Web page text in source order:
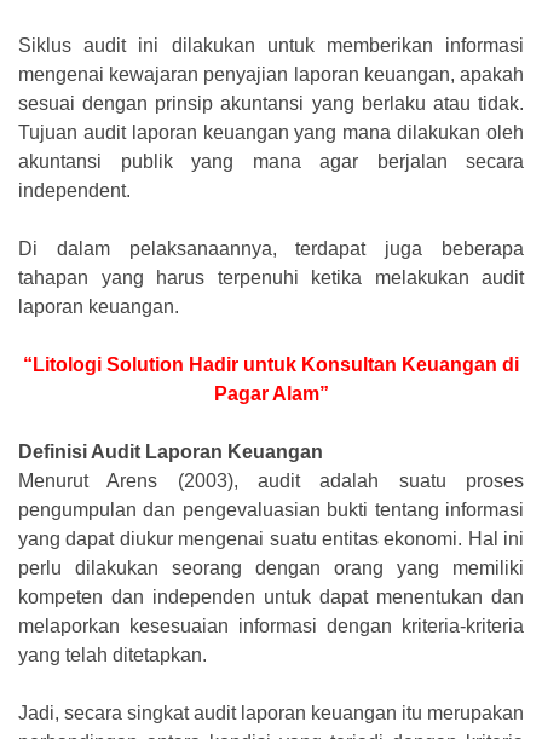
Siklus audit ini dilakukan untuk memberikan informasi
mengenai kewajaran penyajian laporan keuangan, apakah
sesuai dengan prinsip akuntansi yang berlaku atau tidak.
Tujuan audit laporan keuangan yang mana dilakukan oleh
akuntansi publik yang mana agar berjalan secara
independent.
Di dalam pelaksanaannya, terdapat juga beberapa
tahapan yang harus terpenuhi ketika melakukan audit
laporan keuangan.
“Litologi Solution Hadir untuk Konsultan Keuangan di
Pagar Alam”
Definisi Audit Laporan Keuangan
Menurut Arens (2003), audit adalah suatu proses
pengumpulan dan pengevaluasian bukti tentang informasi
yang dapat diukur mengenai suatu entitas ekonomi. Hal ini
perlu dilakukan seorang dengan orang yang memiliki
kompeten dan independen untuk dapat menentukan dan
melaporkan kesesuaian informasi dengan kriteria-kriteria
yang telah ditetapkan.
Jadi, secara singkat audit laporan keuangan itu merupakan